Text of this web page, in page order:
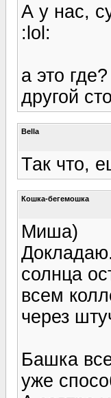
А у нас,
:lol:
а это
другой
Bella
Так что,
Кошка-бегемошка
Миша)
солнца
всем
через
Башка
уже